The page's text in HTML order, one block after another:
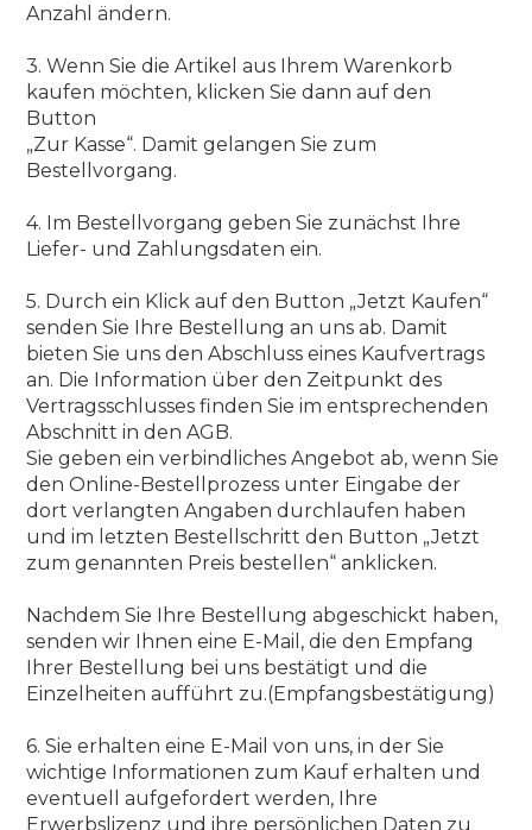
Anzahl ändern.
3. Wenn Sie die Artikel aus Ihrem Warenkorb
kaufen möchten, klicken Sie dann auf den
Button
„Zur Kasse“. Damit gelangen Sie zum
Bestellvorgang.
4. Im Bestellvorgang geben Sie zunächst Ihre
Liefer- und Zahlungsdaten ein.
5. Durch ein Klick auf den Button „Jetzt Kaufen“
senden Sie Ihre Bestellung an uns ab. Damit
bieten Sie uns den Abschluss eines Kaufvertrags
an. Die Information über den Zeitpunkt des
Vertragsschlusses finden Sie im entsprechenden
Abschnitt in den AGB.
Sie geben ein verbindliches Angebot ab, wenn Sie
den Online-Bestellprozess unter Eingabe der
dort verlangten Angaben durchlaufen haben
und im letzten Bestellschritt den Button „Jetzt
zum genannten Preis bestellen“ anklicken.
Nachdem Sie Ihre Bestellung abgeschickt haben,
senden wir Ihnen eine E-Mail, die den Empfang
Ihrer Bestellung bei uns bestätigt und die
Einzelheiten aufführt zu.(Empfangsbestätigung)
6. Sie erhalten eine E-Mail von uns, in der Sie
wichtige Informationen zum Kauf erhalten und
eventuell aufgefordert werden, Ihre
Erwerbslizenz und ihre persönlichen Daten zu